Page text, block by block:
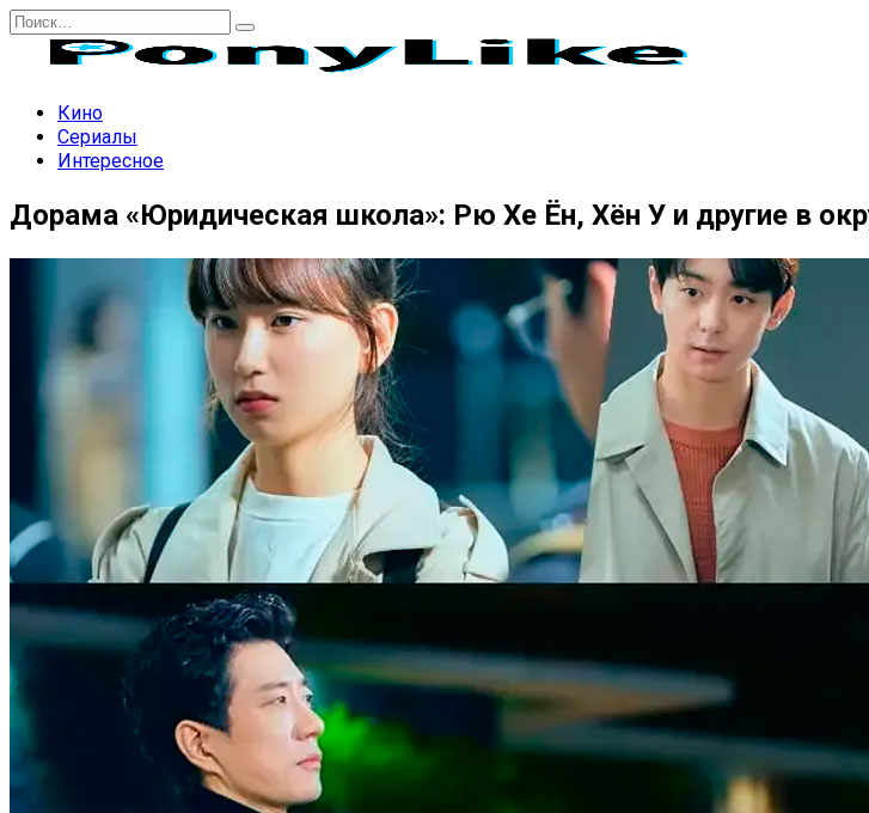
Перейти
содержанию
Search
Кино
Сериалы
Интересное
Дорама «Юридическая школа»: Рю Хе Ён, Хён У и другие в